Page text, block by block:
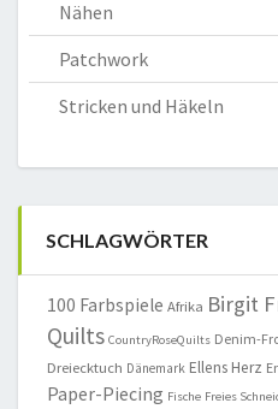
Nähen
Patchwork
Stricken und Häkeln
SCHLAGWÖRTER
100 Farbspiele Afrika Birgit
Quilts CountryRoseQuilts Denim-
Dreiecktuch Dänemark Ellens Herz
Paper-Piecing Fische Freies